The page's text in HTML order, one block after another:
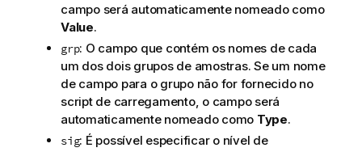
campo será automaticamente nomeado como
Value.
grp: O campo que contém os nomes de cada
um dos dois grupos de amostras. Se um nome
de campo para o grupo não for fornecido no
script de carregamento, o campo será
automaticamente nomeado como Type.
sig: É possível especificar o nível de